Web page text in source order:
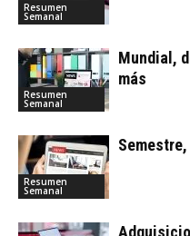
Resumen
Semanal
Resumen
Semanal
Mundial,
más
Resumen
Semanal